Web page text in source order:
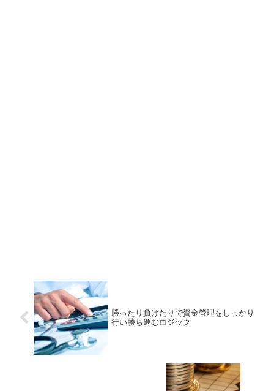
勝ったり負けたりで資金管理をしっかり
行い勝ち進むロジック